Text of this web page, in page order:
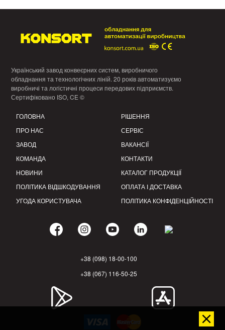
Український завод конвеєрних систем, виробничого
обладнання та технологічних ліній. 20 років автоматизуємо
виробничі та логістичні процеси передових підприємств.
Сертифіковано ISO, CE ©
ГОЛОВНА
ПРО НАС
ЗАВОД
КОМАНДА
НОВИНИ
ПОЛІТИКА ВІДШКОДУВАННЯ
УГОДА КОРИСТУВАЧА
РІШЕННЯ
СЕРВІС
ВАКАНСІЇ
КОНТАКТИ
КАТАЛОГ ПРОДУКЦІЇ
ОПЛАТА І ДОСТАВКА
ПОЛІТИКА КОНФІДЕНЦІЙНОСТІ
+38 (098) 18-00-100
+38 (067) 116-50-25